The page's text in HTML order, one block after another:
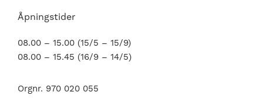
Åpningstider
08.00 – 15.00 (15/5 – 15/9)
08.00 – 15.45 (16/9 – 14/5)
Orgnr. 970 020 055